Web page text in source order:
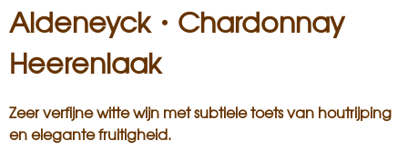
Aldeneyck・Chardonnay
Heerenlaak
Zeer verfijne witte wijn met subtiele toets van houtrijping
en elegante fruitigheid.